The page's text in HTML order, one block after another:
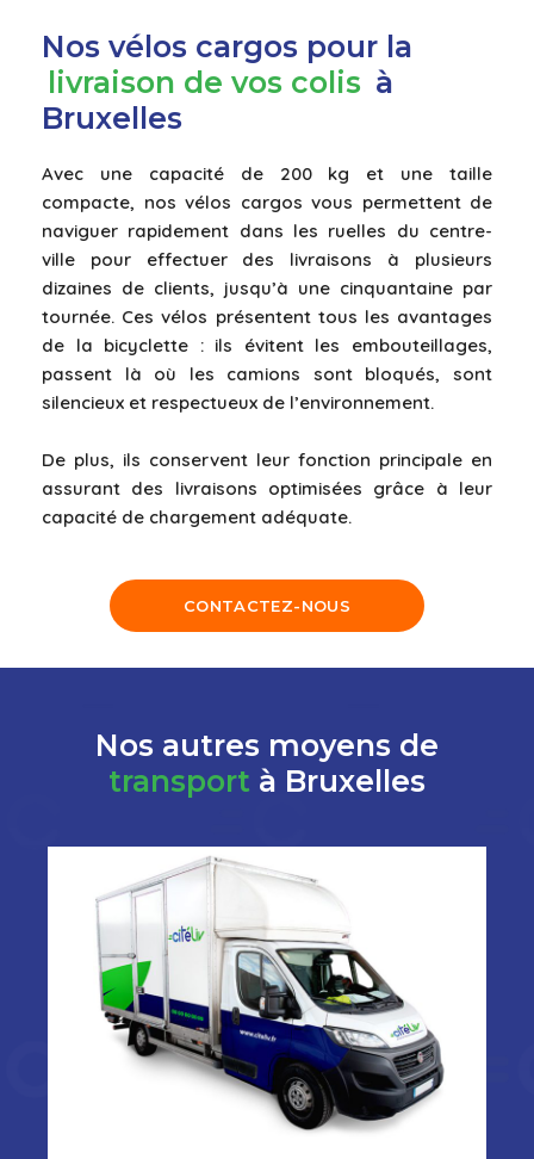
Nos vélos cargos pour la
livraison de vos colis à
Bruxelles
Avec une capacité de 200 kg et une taille
compacte, nos vélos cargos vous permettent de
naviguer rapidement dans les ruelles du centre-
ville pour effectuer des livraisons à plusieurs
dizaines de clients, jusqu’à une cinquantaine par
tournée. Ces vélos présentent tous les avantages
de la bicyclette : ils évitent les embouteillages,
passent là où les camions sont bloqués, sont
silencieux et respectueux de l’environnement.
De plus, ils conservent leur fonction principale en
assurant des livraisons optimisées grâce à leur
capacité de chargement adéquate.
CONTACTEZ-NOUS
Nos autres moyens de
transport à Bruxelles